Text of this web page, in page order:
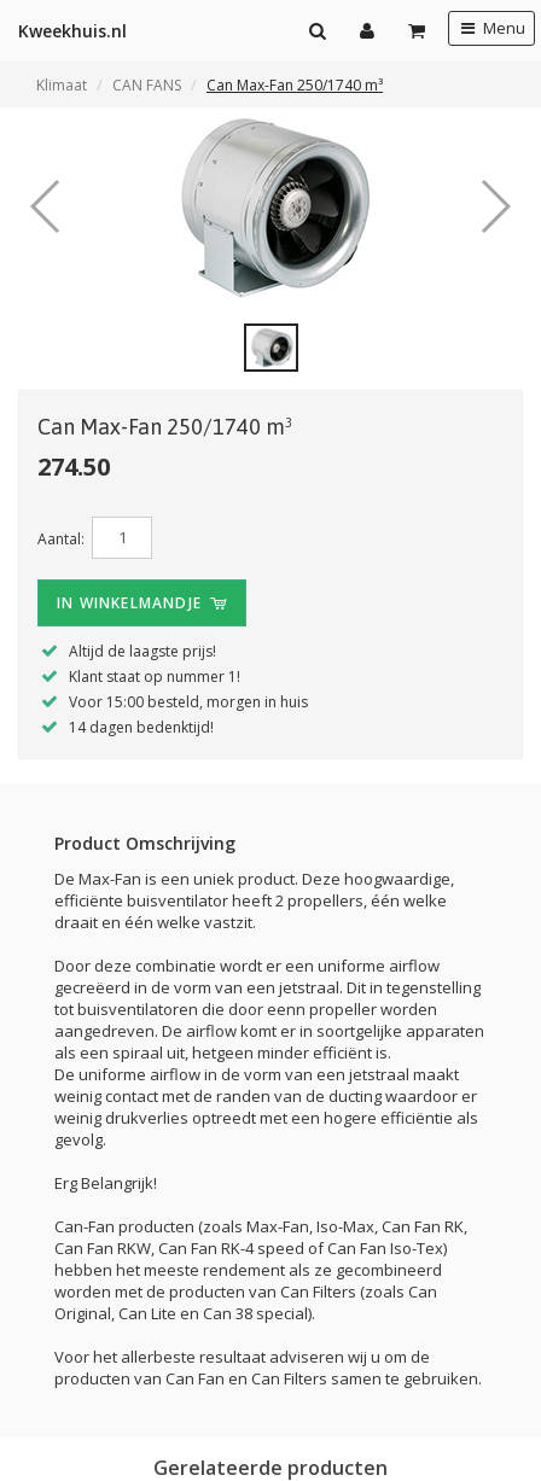
Kweekhuis.nl Menu
Klimaat CAN FANS Can Max-Fan 250/1740 m³
Can Max-Fan 250/1740 m³
274.50
Aantal:
IN WINKELMANDJE
Altijd de laagste prijs!
Klant staat op nummer 1!
Voor 15:00 besteld, morgen in huis
14 dagen bedenktijd!
Product Omschrijving
De Max-Fan is een uniek product. Deze hoogwaardige,
efficiënte buisventilator heeft 2 propellers, één welke
draait en één welke vastzit.
Door deze combinatie wordt er een uniforme airflow
gecreëerd in de vorm van een jetstraal. Dit in tegenstelling
tot buisventilatoren die door eenn propeller worden
aangedreven. De airflow komt er in soortgelijke apparaten
als een spiraal uit, hetgeen minder efficiënt is.
De uniforme airflow in de vorm van een jetstraal maakt
weinig contact met de randen van de ducting waardoor er
weinig drukverlies optreedt met een hogere efficiëntie als
gevolg.
Erg Belangrijk!
Can-Fan producten (zoals Max-Fan, Iso-Max, Can Fan RK,
Can Fan RKW, Can Fan RK-4 speed of Can Fan Iso-Tex)
hebben het meeste rendement als ze gecombineerd
worden met de producten van Can Filters (zoals Can
Original, Can Lite en Can 38 special).
Voor het allerbeste resultaat adviseren wij u om de
producten van Can Fan en Can Filters samen te gebruiken.
Gerelateerde producten